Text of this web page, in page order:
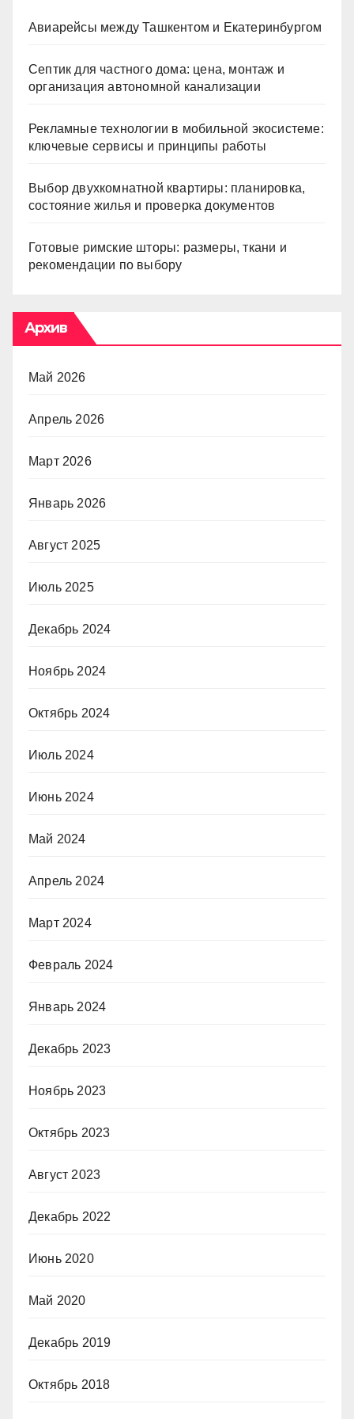
Авиарейсы между Ташкентом и Екатеринбургом
Септик для частного дома: цена, монтаж и
организация автономной канализации
Рекламные технологии в мобильной экосистеме:
ключевые сервисы и принципы работы
Выбор двухкомнатной квартиры: планировка,
состояние жилья и проверка документов
Готовые римские шторы: размеры, ткани и
рекомендации по выбору
Архив
Май 2026
Апрель 2026
Март 2026
Январь 2026
Август 2025
Июль 2025
Декабрь 2024
Ноябрь 2024
Октябрь 2024
Июль 2024
Июнь 2024
Май 2024
Апрель 2024
Март 2024
Февраль 2024
Январь 2024
Декабрь 2023
Ноябрь 2023
Октябрь 2023
Август 2023
Декабрь 2022
Июнь 2020
Май 2020
Декабрь 2019
Октябрь 2018